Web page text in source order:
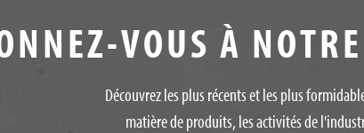
VOUS À
Découvrez les plus récents et les plus
matière de produits, les activités de